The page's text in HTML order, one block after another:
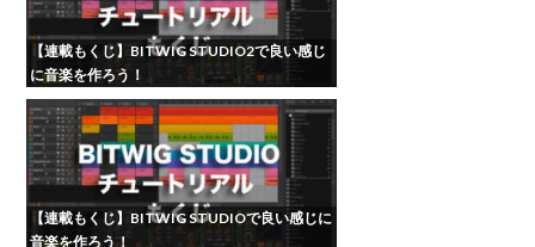
【連載もくじ】BITWIG STUDIO2で良い感じ
に音楽を作ろう！
【連載もくじ】BITWIG STUDIOで良い感じに
音楽を作ろう！